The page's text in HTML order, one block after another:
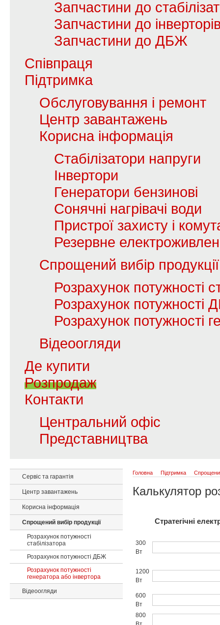
Запчастини до
Запчастини до
Запчастини до ДБЖ
Співпраця
Підтримка
Обслуговування і ремонт
Центр завантажень
Корисна інформація
Стабілізатори напруги
Інвертори
Генератори бензинові
Сонячні нагрівачі води
Пристрої захисту і
Резервне
Спрощений вибір продукції
Розрахунок потужності
Розрахунок потужності
Розрахунок потужності
Відеоогляди
Де купити
Розпродаж
Контакти
Центральний офіс
Представництва
Головна Підтримка
Калькулятор
Стратегічні
300
Вт
1200
Вт
600
Вт
800
Сервіс та гарантія
Центр завантажень
Корисна інформація
Спрощений вибір продукції
Розрахунок потужності
стабілізатора
Розрахунок потужності ДБЖ
Розрахунок потужності
генератора або інвертора
Відеоогляди